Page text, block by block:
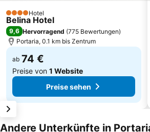
4 SterneHotel
Belina Hotel
9,6 Hervorragend (775 Bewertungen)
Portaria, 0.1 km bis Zentrum
ab 74 €
Preise von 1 Website
Preise sehen
Andere Unterkünfte in